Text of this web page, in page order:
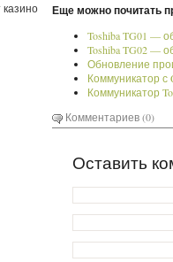
Еще можно почитать
Toshiba TG01 —
Toshiba TG02 —
Обновление
Коммуникатор с
Коммуникатор
Комментариев (0)
Оставить